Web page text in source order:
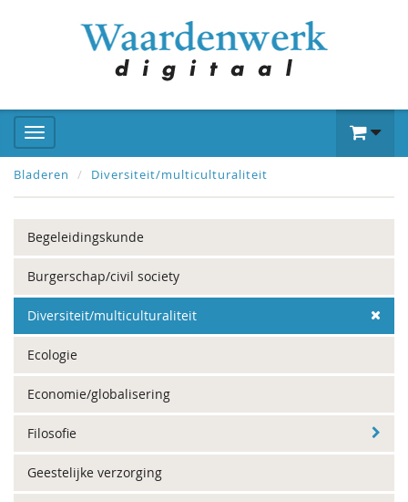
Bladeren Diversiteit/multiculturaliteit
Begeleidingskunde
Burgerschap/civil society
Diversiteit/multiculturaliteit
Ecologie
Economie/globalisering
Filosofie
Geestelijke verzorging